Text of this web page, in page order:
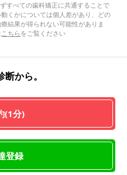
すべての歯科矯正に共通することで
くかについては個人差があり、どの
結果が得られない可能性がありま
こちらをご覧ください
から。
(1分)
登録